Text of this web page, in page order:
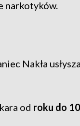
narkotyków.
Nakła
od roku do